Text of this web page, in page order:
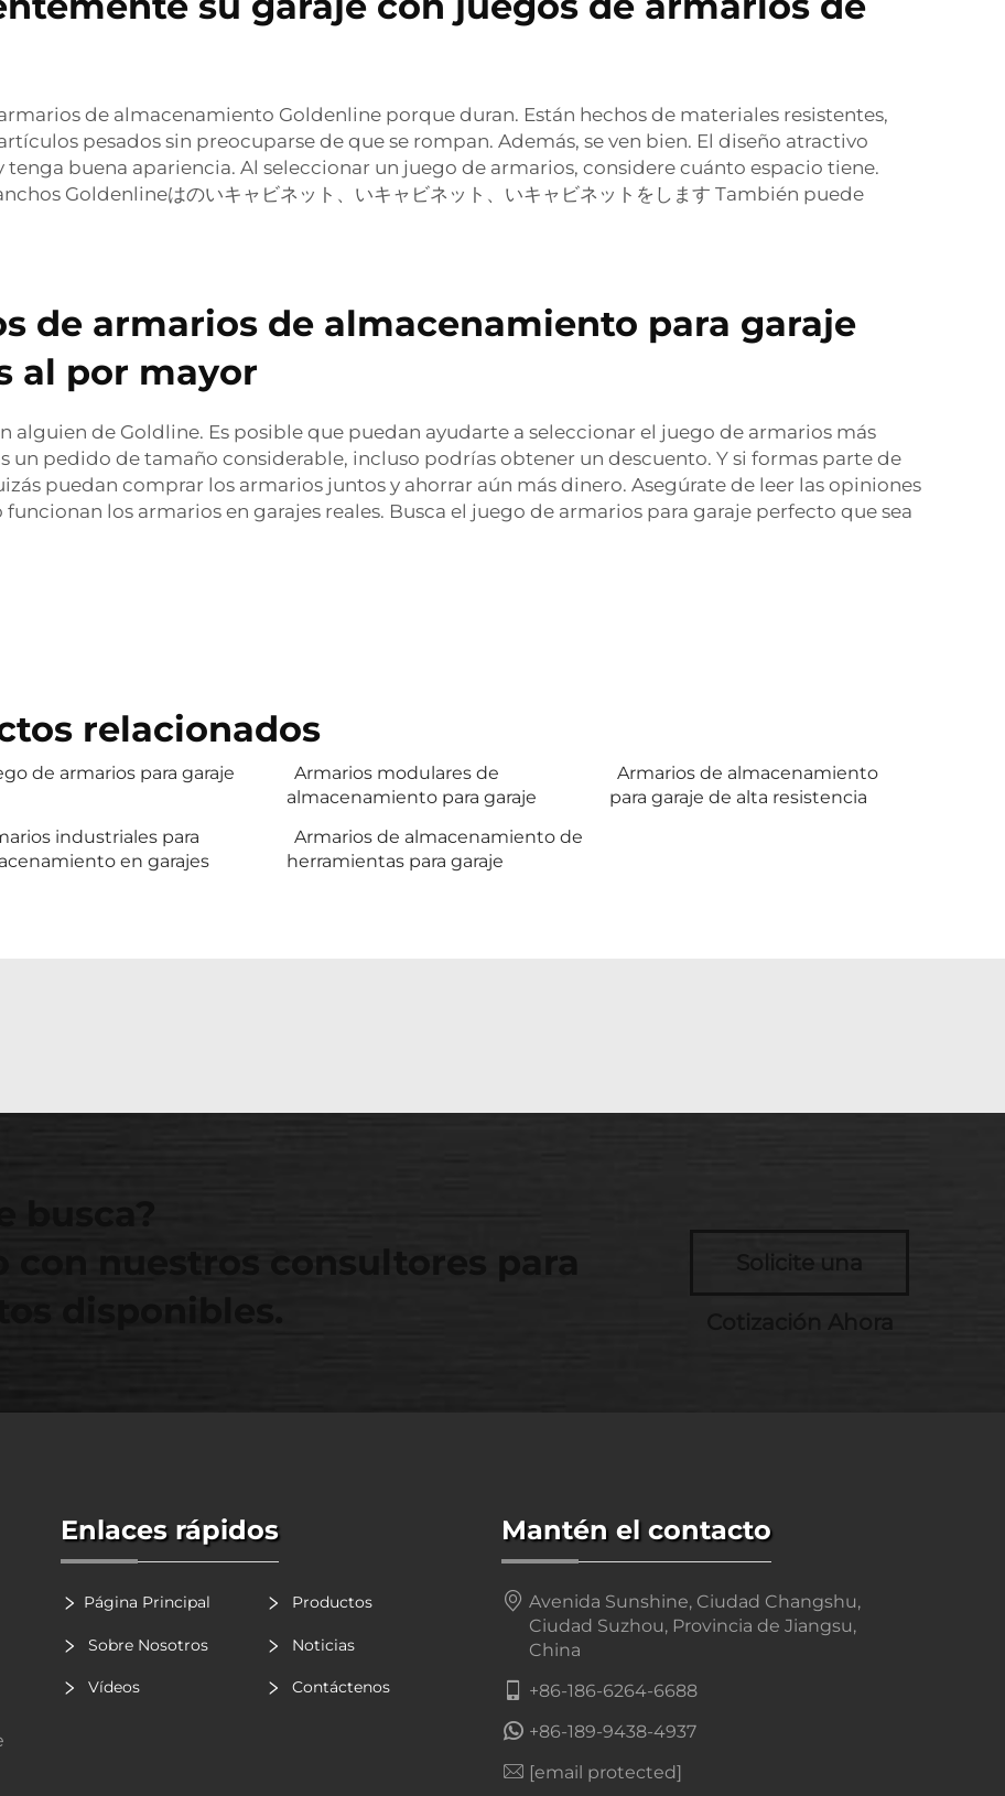
de almacenamiento Goldenline porque duran. Están hechos de materiales resistentes,
pesados sin preocuparse de que se rompan. Además, se ven bien. El diseño atractivo
buena apariencia. Al seleccionar un juego de armarios, considere cuánto espacio tiene.
Goldenlineはのいキャビネット、いキャビネット、いキャビネットをします También puede
de armarios de almacenamiento para garaje
al por mayor
alguien de Goldline. Es posible que puedan ayudarte a seleccionar el juego de armarios más
un pedido de tamaño considerable, incluso podrías obtener un descuento. Y si formas parte de
puedan comprar los armarios juntos y ahorrar aún más dinero. Asegúrate de leer las opiniones
los armarios en garajes reales. Busca el juego de armarios para garaje perfecto que sea
relacionados
de armarios para garaje
Armarios modulares de
almacenamiento para garaje
Armarios de almacenamiento
para garaje de alta resistencia
industriales para
en garajes
Armarios de almacenamiento de
herramientas para garaje
con nuestros consultores para
Solicite una
Cotización Ahora
Enlaces rápidos
Página Principal Productos
Sobre Nosotros Noticias
Vídeos Contáctenos
Mantén el contacto
Avenida Sunshine, Ciudad Changshu,
Ciudad Suzhou, Provincia de Jiangsu,
China
+86-186-6264-6688
+86-189-9438-4937
[email protected]